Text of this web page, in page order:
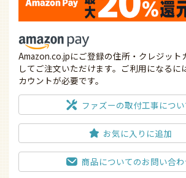
Amazon.co.jpにご登録の住所・クレジット
してご注文いただけます。ご利用になるに
カウントが必要です。
ファズーの取付工事につい
お気に入りに追加
商品についてのお問い合